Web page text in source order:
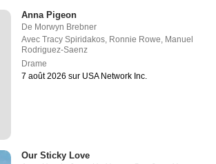
Anna Pigeon
De Morwyn Brebner
AvecTracy Spiridakos Ronnie Rowe Manuel
Rodriguez-Saenz
Drame
7 août 2026 sur USA Network Inc.
Our Sticky Love